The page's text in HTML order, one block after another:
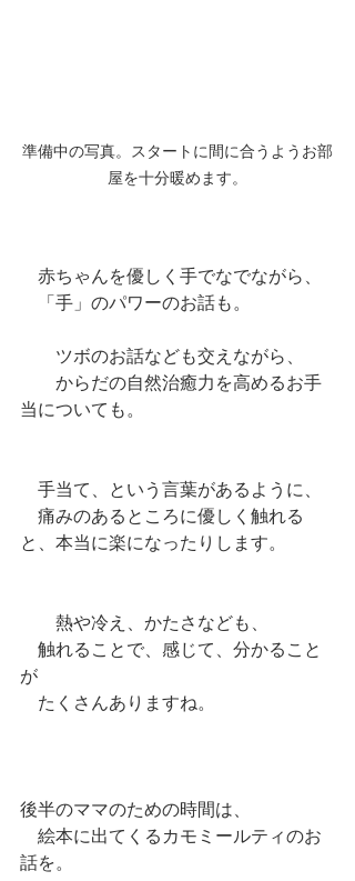
準備中の写真。スタートに間に合うようお部
屋を十分暖めます。
赤ちゃんを優しく手でなでながら、
「手」のパワーのお話も。
ツボのお話なども交えながら、
からだの自然治癒力を高めるお手
当についても。
手当て、という言葉があるように、
痛みのあるところに優しく触れる
と、本当に楽になったりします。
熱や冷え、かたさなども、
触れることで、感じて、分かること
が
たくさんありますね。
後半のママのための時間は、
絵本に出てくるカモミールティのお
話を。